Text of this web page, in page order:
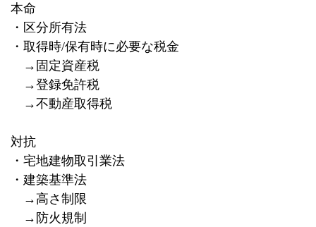
本命
・区分所有法
・取得時/保有時に必要な税金
→固定資産税
→登録免許税
→不動産取得税
対抗
・宅地建物取引業法
・建築基準法
→高さ制限
→防火規制